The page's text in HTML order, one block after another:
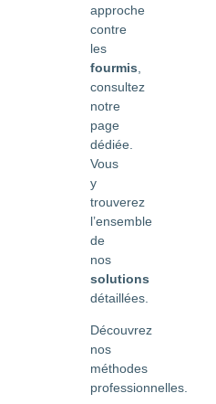
approche
contre
les
fourmis
consultez
notre
page
dédiée.
Vous
y
trouverez
l’ensemble
de
nos
solutions
détaillées.
Découvrez
nos
méthodes
professionnelles.